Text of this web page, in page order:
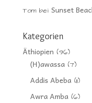
Tombei Sunset
Kategorien
Äthiopien (96)
(H)awassa(7)
Addis Abeba(11)
Awra Amba(6)